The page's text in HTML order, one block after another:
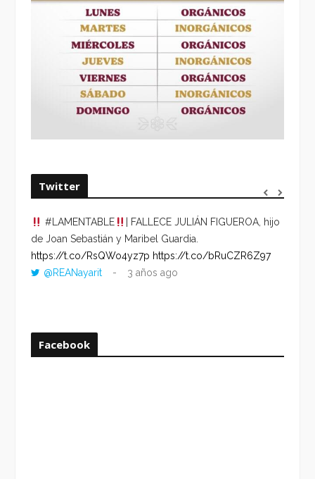
Twitter
#LAMENTABLE
| FALLECE JULIÁN FIGUEROA, hijo
de Joan Sebastián y Maribel Guardia.
https://t.co/RsQWo4yz7p https://t.co/bRuCZR6Z97
@REANayarit
3 años ago
Facebook